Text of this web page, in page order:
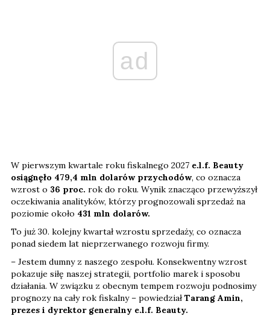
ad
W pierwszym kwartale roku fiskalnego 2027 e.l.f. Beauty
osiągnęło 479,4 mln dolarów przychodów, co oznacza
wzrost o 36 proc. rok do roku. Wynik znacząco przewyższył
oczekiwania analityków, którzy prognozowali sprzedaż na
poziomie około 431 mln dolarów.
To już 30. kolejny kwartał wzrostu sprzedaży, co oznacza
ponad siedem lat nieprzerwanego rozwoju firmy.
– Jestem dumny z naszego zespołu. Konsekwentny wzrost
pokazuje siłę naszej strategii, portfolio marek i sposobu
działania. W związku z obecnym tempem rozwoju podnosimy
prognozy na cały rok fiskalny – powiedziałTarang Amin,
prezes i dyrektor generalny e.l.f. Beauty.